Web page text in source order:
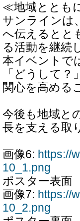
≪地域ととも
サンラインは
へ伝えるとと
る活動を継続
本イベントで
「どうして
関心を高める
今後も地域と
長を支える取
画像6: https://
10_1.png
ポスター表面
画像7: https://
10_2.png